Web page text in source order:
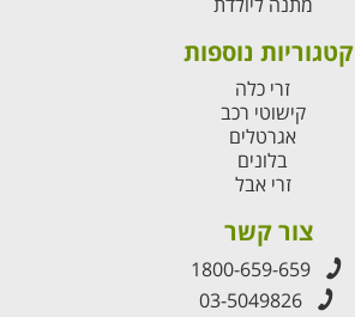
קטגוריות נוספות
זרי כלה
קישוטי רכב
אגרטלים
בלונים
זרי אבל
צור קשר
1800-659-659
03-5049826